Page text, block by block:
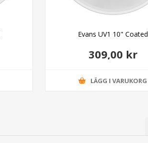
Evans UV1 10" Coated
309,00 kr
LÄGG I VARUKORG